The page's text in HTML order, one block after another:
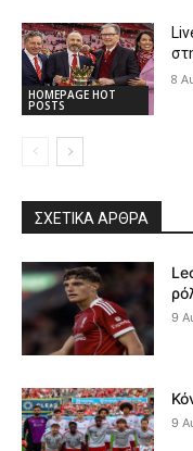
HOMEPAGE HOT
POSTS
8
ΣΧΕΤΙΚΆ ΆΡΘΡΑ
9
9